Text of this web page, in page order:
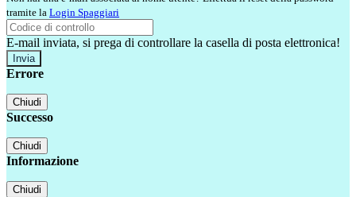
tramite la Login Spaggiari
E-mail inviata, si prega di controllare la casella di posta elettronica!
Errore
Chiudi
Successo
Chiudi
Informazione
Chiudi